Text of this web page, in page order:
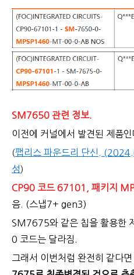
SM7650 관련 정보.
이전에 커널에서 발견된 제품
(팹리스 파운드리 단신.
성)
CP90 코드 67101, 패키지
음. (스냅7+ gen3)
SM7675와 같은 칩을 활용한
0 코드는 달라짐.
그래서 이번처럼 완전히 같다면